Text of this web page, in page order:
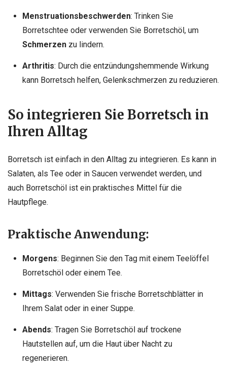
Menstruationsbeschwerden: Trinken Sie
Borretschtee oder verwenden Sie Borretschöl, um
Schmerzenzu lindern.
Arthritis: Durch die entzündungshemmende Wirkung
kann Borretsch helfen, Gelenkschmerzen zu reduzieren.
So integrieren Sie Borretsch in
Ihren Alltag
Borretsch ist einfach in den Alltag zu integrieren. Es kann in
Salaten, als Tee oder in Saucen verwendet werden, und
auch Borretschöl ist ein praktisches Mittel für die
Hautpflege.
Praktische Anwendung:
Morgens: Beginnen Sie den Tag mit einem Teelöffel
Borretschöl oder einem Tee.
Mittags: Verwenden Sie frische Borretschblätter in
Ihrem Salat oder in einer Suppe.
Abends: Tragen Sie Borretschöl auf trockene
Hautstellen auf, um die Haut über Nacht zu
regenerieren.